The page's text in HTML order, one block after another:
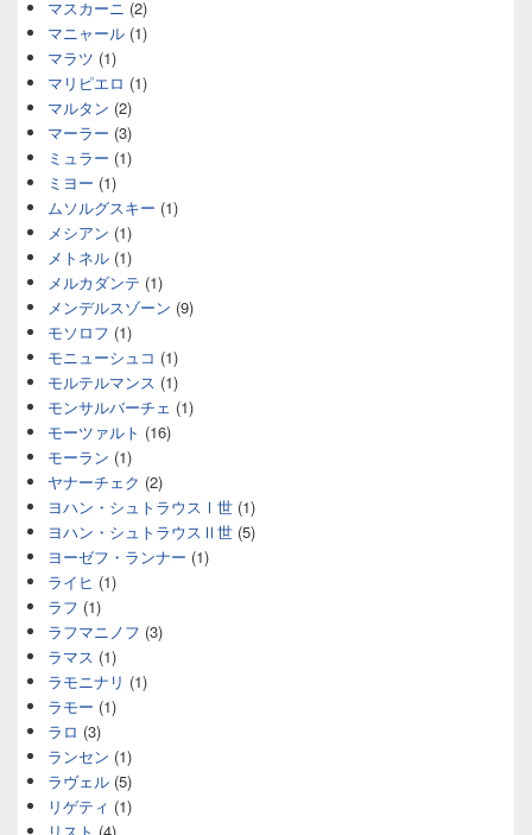
マスカーニ (2)
マニャール (1)
マラツ (1)
マリピエロ (1)
マルタン (2)
マーラー (3)
ミュラー (1)
ミヨー (1)
ムソルグスキー (1)
メシアン (1)
メトネル (1)
メルカダンテ (1)
メンデルスゾーン (9)
モソロフ (1)
モニューシュコ (1)
モルテルマンス (1)
モンサルバーチェ (1)
モーツァルト (16)
モーラン (1)
ヤナーチェク (2)
ヨハン・シュトラウスⅠ世 (1)
ヨハン・シュトラウスⅡ世 (5)
ヨーゼフ・ランナー (1)
ライヒ (1)
ラフ (1)
ラフマニノフ (3)
ラマス (1)
ラモニナリ (1)
ラモー (1)
ラロ (3)
ランセン (1)
ラヴェル (5)
リゲティ (1)